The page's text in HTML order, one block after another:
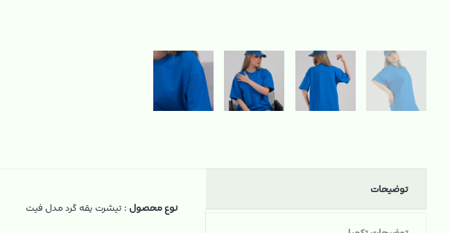
توضیحات
نوع محصول : تیشرت یقه گرد مدل فیت